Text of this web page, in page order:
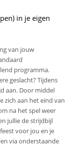
in je eigen
van jouw
programma.
geslacht? Tijdens
aan. Door middel
zich aan het eind van
na het spel weer
jullie de strijdbijl
voor jou en je
via onderstaande